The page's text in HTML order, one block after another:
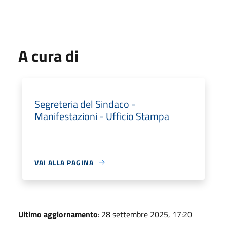
A cura di
Segreteria del Sindaco -
Manifestazioni - Ufficio Stampa
VAI ALLA PAGINA
Ultimo aggiornamento: 28 settembre 2025, 17:20